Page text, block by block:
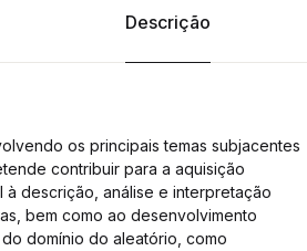
Descrição
os principais temas subjacentes
contribuir para a aquisição
à descrição, análise e interpretação
bem como ao desenvolvimento
domínio do aleatório, como